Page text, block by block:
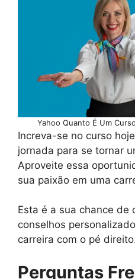
Yahoo Quanto É Um
Increva-se no curso
jornada para se tornar
Aproveite essa
sua paixão em uma
Esta é a sua chance de
conselhos
carreira com o pé
Perguntas